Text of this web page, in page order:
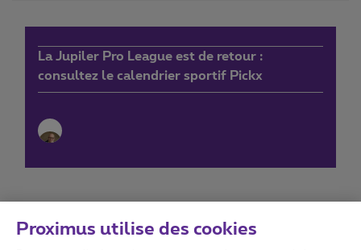
La Jupiler Pro League est de retour :
consultez le calendrier sportif Pickx
Proximus utilise des cookies